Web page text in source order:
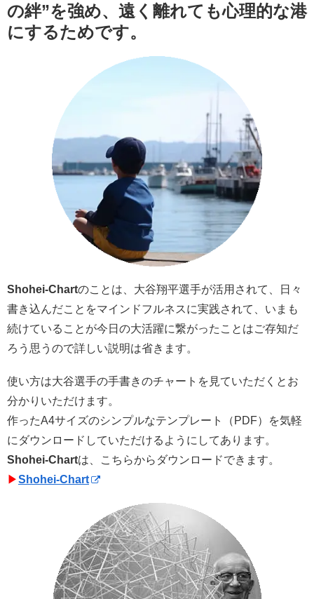
の絆”を強め、遠く離れても心理的な港
にするためです。
Shohei-Chartのことは、大谷翔平選手が活用されて、日々
書き込んだことをマインドフルネスに実践されて、いまも
続けていることが今日の大活躍に繋がったことはご存知だ
ろう思うので詳しい説明は省きます。
使い方は大谷選手の手書きのチャートを見ていただくとお
分かりいただけます。
作ったA4サイズのシンプルなテンプレート（PDF）を気軽
にダウンロードしていただけるようにしてあります。
Shohei-Chartは、こちらからダウンロードできます。
▶︎Shohei-Chart